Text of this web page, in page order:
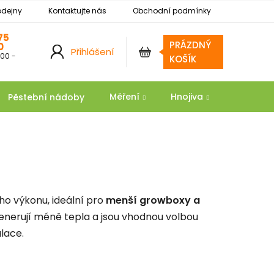
Kontaktujte nás
Obchodní podmínky
-
Přihlášení
NÁKUPNÍ
KOŠÍK
PRÁZDNÝ
KOŠÍK
Pěstební nádoby Měření Hnojiva
výkonu, ideální pro menší growboxy a
méně tepla a jsou vhodnou volbou